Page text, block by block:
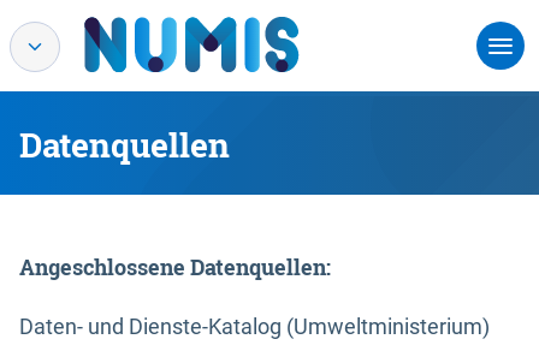
Datenquellen
Angeschlossene Datenquellen:
Daten- und Dienste-Katalog (Umweltministerium)